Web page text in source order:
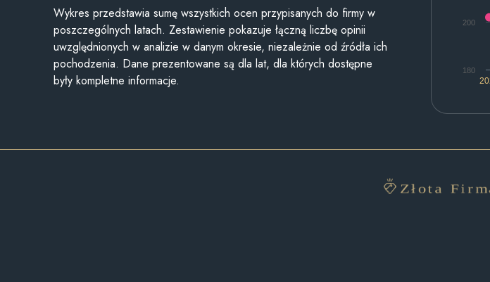
180
200
Wykres przedstawia sumę wszystkich ocen przypisanych do firmy w
poszczególnych latach. Zestawienie pokazuje łączną liczbę opinii
uwzględnionych w analizie w danym okresie, niezależnie od źródła ich
pochodzenia. Dane prezentowane są dla lat, dla których dostępne
były kompletne informacje.